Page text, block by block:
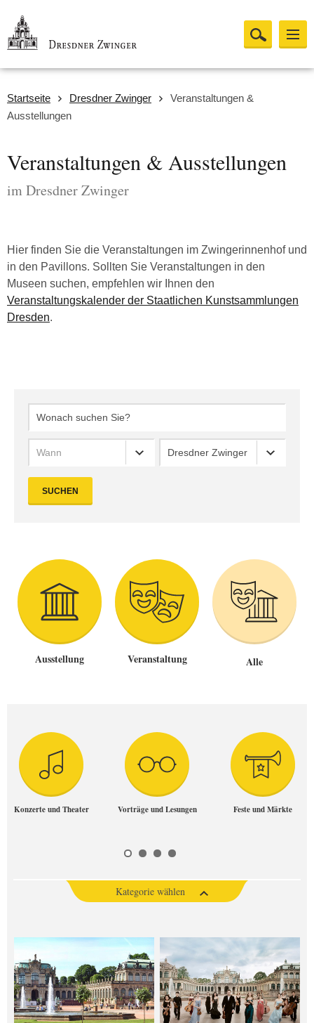
Startseite Dresdner Zwinger
Veranstaltungen &
Ausstellungen
Veranstaltungen & Ausstellungen
im Dresdner Zwinger
Hier finden Sie die Veranstaltungen im Zwingerinnenhof und
in den Pavillons. Sollten Sie Veranstaltungen in den
Museen suchen, empfehlen wir Ihnen den
Veranstaltungskalender der Staatlichen Kunstsammlungen
Dresden.
Wann Dresdner Zwinger
SUCHEN
Ausstellung Veranstaltung Alle
Konzerte und Theater Vorträge und Lesungen Feste und Märkte
Kategorie wählen